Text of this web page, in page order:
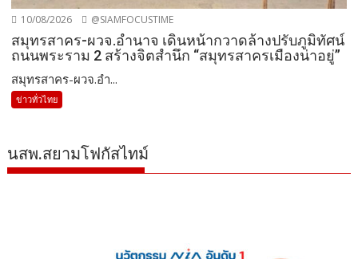
10/08/2026 @SIAMFOCUSTIME
สมุทรสาคร-ผวจ.อำนาจ เดินหน้ากวาดล้างปรับภูมิทัศน์
ถนนพระราม 2 สร้างจิตสำนึก “สมุทรสาครเมืองน่าอยู่”
สมุทรสาคร-ผวจ.อำ...
ข่าวทั่วไทย
นสพ.สยามโฟกัสไทม์